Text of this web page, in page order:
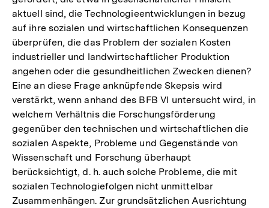
aktuell sind, die Technologieentwicklungen in bezug
auf ihre sozialen und wirtschaftlichen Konsequenzen
überprüfen, die das Problem der sozialen Kosten
industrieller und landwirtschaftlicher Produktion
angehen oder die gesundheitlichen Zwecken dienen?
Eine an diese Frage anknüpfende Skepsis wird
verstärkt, wenn anhand des BFB VI untersucht wird, in
welchem Verhältnis die Forschungsförderung
gegenüber den technischen und wirtschaftlichen die
sozialen Aspekte, Probleme und Gegenstände von
Wissenschaft und Forschung überhaupt
berücksichtigt, d. h. auch solche Probleme, die mit
sozialen Technologiefolgen nicht unmittelbar
Zusammenhängen. Zur grundsätzlichen Ausrichtung